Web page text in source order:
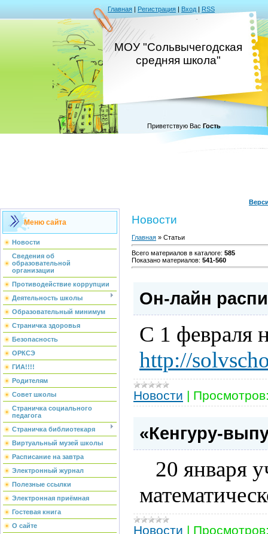
Главная | Регистрация | Вход | RSS
МОУ "Сольвычегодская
средняя школа"
Приветствую Вас Гость
Меню сайта
Новости
Сведения об
образовательной
организации
Противодействие коррупции
Деятельность школы
Образовательный минимум
Страничка здоровья
Безопасность
ОРКСЭ
ГИА!!!!
Родителям
Совет школы
Страничка социального
педагога
Страничка библиотекаря
Виртуальный музей школы
Расписание на завтра
Электронный журнал
Полезные ссылки
Электронная приёмная
Гостевая книга
О сайте
Новости
Главная » Статьи
Всего материалов в каталоге: 585
Показано материалов: 541-560
Он-лайн
С 1 февраля
http://
Новости |
«Кенгуру-
20 января
Новости |